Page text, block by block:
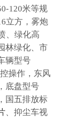
120米等规
立方，雾炮
、绿化高
林绿化、市
辆型号
操作，东风
底盘型号
国五排放标
、抑尘车视